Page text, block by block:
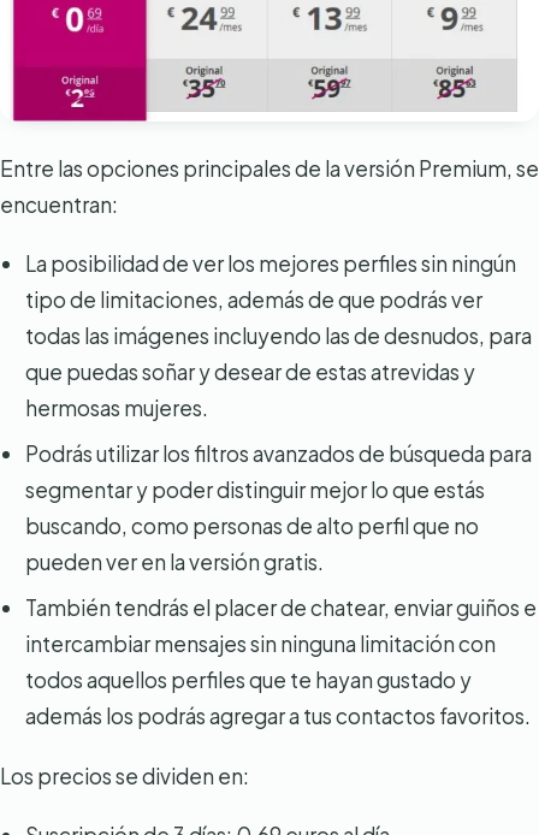
Entre las opciones principales de la versión Premium, se
encuentran:
La posibilidad de ver los mejores perfiles sin ningún
tipo de limitaciones, además de que podrás ver
todas las imágenes incluyendo las de desnudos, para
que puedas soñar y desear de estas atrevidas y
hermosas mujeres.
Podrás utilizar los filtros avanzados de búsqueda para
segmentar y poder distinguir mejor lo que estás
buscando, como personas de alto perfil que no
pueden ver en la versión gratis.
También tendrás el placer de chatear, enviar guiños e
intercambiar mensajes sin ninguna limitación con
todos aquellos perfiles que te hayan gustado y
además los podrás agregar a tus contactos favoritos.
Los precios se dividen en: